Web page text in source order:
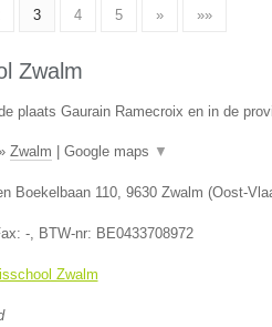
3 4 5 » »»
Zwalm
plaats Gaurain Ramecroix en in de
Zwalm Google maps ▼
Boekelbaan 110, 9630 Zwalm (Oost-
-, BTW-nr: BE0433708972
Zwalm